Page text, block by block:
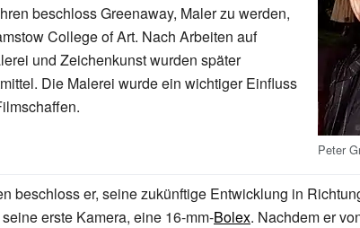
Peter
beschloss Greenaway, Maler zu werden,
College of Art. Nach Arbeiten auf
und Zeichenkunst wurden später
Die Malerei wurde ein wichtiger Einfluss
beschloss er, seine zukünftige Entwicklung in
erste Kamera, eine 16-mm-Bolex. Nachdem er